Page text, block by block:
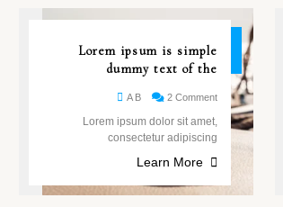
26
Lorem ipsum is simple
dummy text of the
A B 2 Comment
Lorem ipsum dolor sit amet,
consectetur adipiscing
Learn More